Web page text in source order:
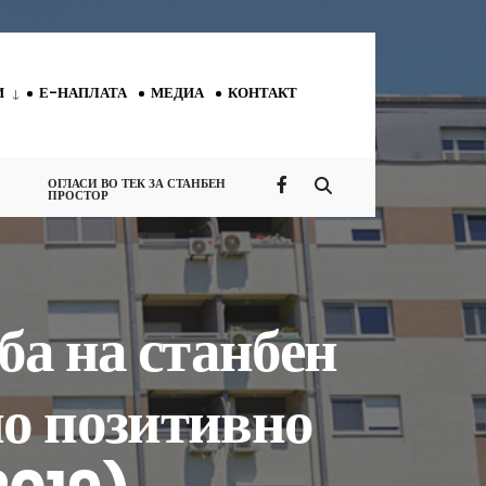
Е-НАПЛАТА МЕДИА КОНТАКТ
ОГЛАСИ ВО ТЕК ЗА СТАНБЕН
ПРОСТОР
на станбен
позитивно